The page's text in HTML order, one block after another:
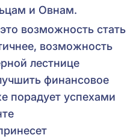
и Овнам.
возможность стать
возможность
лестнице
финансовое
порадует успехами